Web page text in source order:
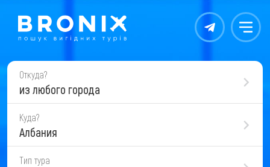
Контакты Меню
Откуда?
из любого города
Куда?
Албания
Тип тура